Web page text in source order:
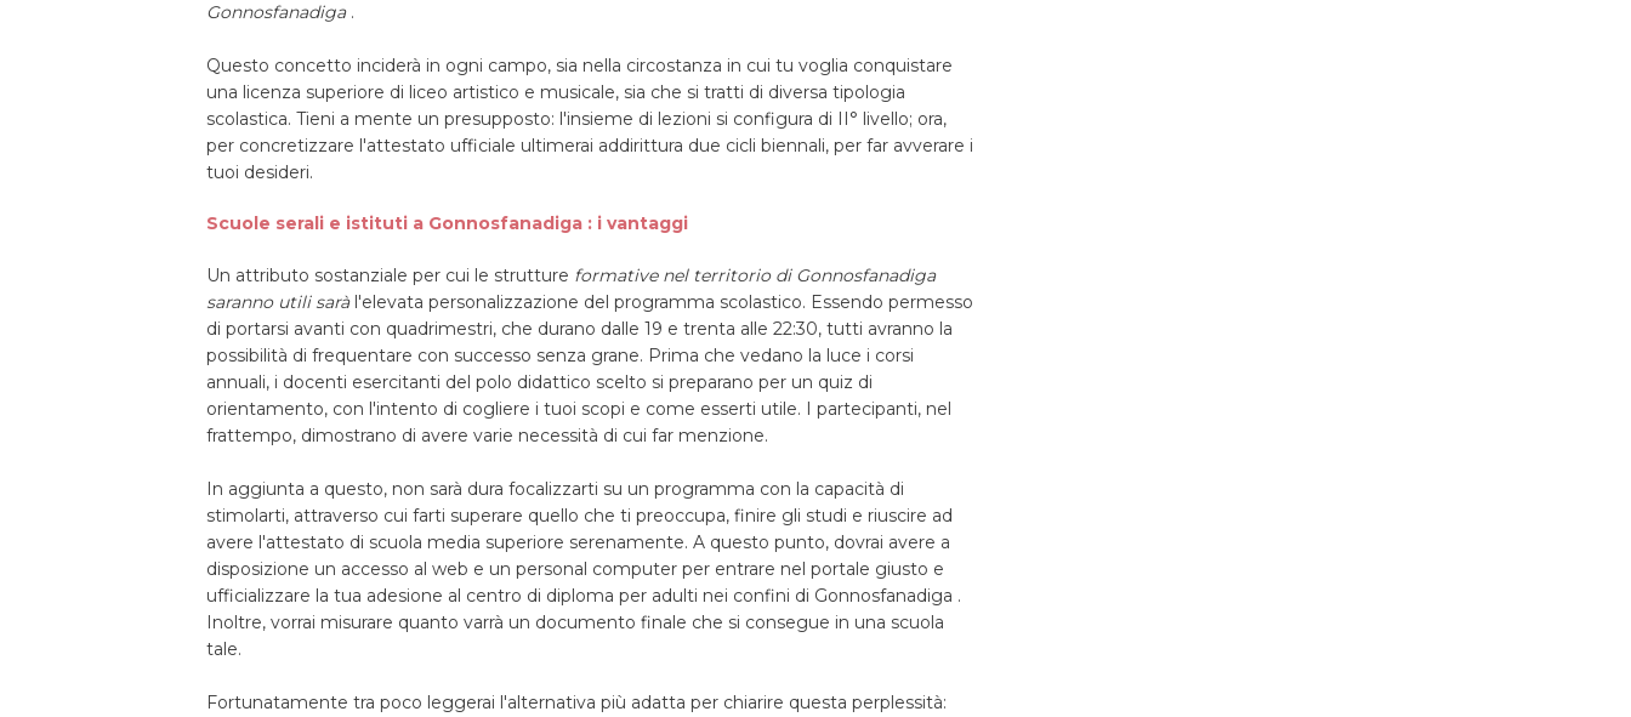
Gonnosfanadiga .
Questo concetto inciderà in ogni campo, sia nella circostanza in cui tu voglia conquistare
una licenza superiore di liceo artistico e musicale, sia che si tratti di diversa tipologia
scolastica. Tieni a mente un presupposto: l'insieme di lezioni si configura di II° livello; ora,
per concretizzare l'attestato ufficiale ultimerai addirittura due cicli biennali, per far avverare i
tuoi desideri.
Scuole serali e istituti a Gonnosfanadiga : i vantaggi
Un attributo sostanziale per cui le strutture formative nel territorio di Gonnosfanadiga
saranno utili saràl'elevata personalizzazione del programma scolastico. Essendo permesso
di portarsi avanti con quadrimestri, che durano dalle 19 e trenta alle 22:30, tutti avranno la
possibilità di frequentare con successo senza grane. Prima che vedano la luce i corsi
annuali, i docenti esercitanti del polo didattico scelto si preparano per un quiz di
orientamento, con l'intento di cogliere i tuoi scopi e come esserti utile. I partecipanti, nel
frattempo, dimostrano di avere varie necessità di cui far menzione.
In aggiunta a questo, non sarà dura focalizzarti su un programma con la capacità di
stimolarti, attraverso cui farti superare quello che ti preoccupa, finire gli studi e riuscire ad
avere l'attestato di scuola media superiore serenamente. A questo punto, dovrai avere a
disposizione un accesso al web e un personal computer per entrare nel portale giusto e
ufficializzare la tua adesione al centro di diploma per adulti nei confini di Gonnosfanadiga .
Inoltre, vorrai misurare quanto varrà un documento finale che si consegue in una scuola
tale.
Fortunatamente tra poco leggerai l'alternativa più adatta per chiarire questa perplessità: